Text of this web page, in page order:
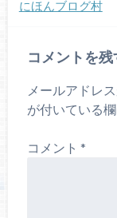
にほんブログ村
コメントを残
メールアドレ
が付いている
コメント *